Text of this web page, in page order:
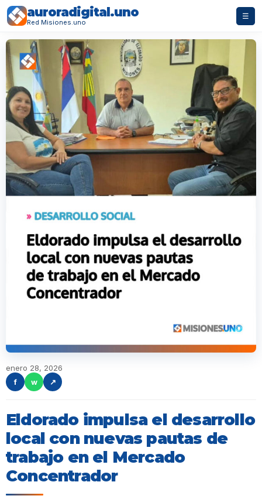
auroradigital.uno
Red Misiones.uno
☰
enero 28, 2026
f
w ↗
Eldorado impulsa el desarrollo
local con nuevas pautas de
trabajo en el Mercado
Concentrador